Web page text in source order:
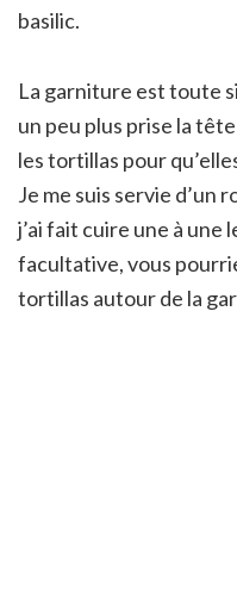
basilic.
La garniture est toute
un peu plus prise la
les tortillas pour
Je me suis servie d’un
j’ai fait cuire une à
facultative, vous
tortillas autour de la